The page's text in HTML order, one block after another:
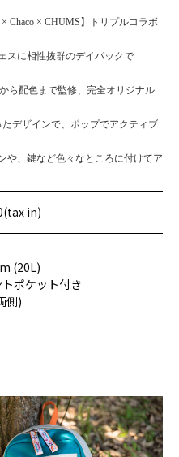
× Chaco × CHUMS 】トリプルコラボ
スに相性抜群のデイパックで
ら配色まで監修、完全オリジナル
デザインで、ポップでアクティブ
や、鍵など色々なところに付けてア
in)
(20L)
ポケット付き
側)